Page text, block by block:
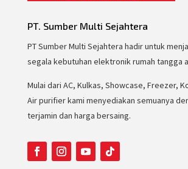
PT. Sumber Multi Sejahtera
PT Sumber Multi Sejahtera hadir untuk
segala kebutuhan elektronik rumah tangga
Mulai dari AC, Kulkas, Showcase, Freezer,
Air purifier kami menyediakan semuanya
terjamin dan harga bersaing.